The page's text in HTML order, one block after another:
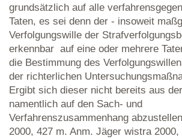
grundsätzlich auf alle
Taten, es sei denn der - insoweit
Verfolgungswille der
erkennbar auf eine oder mehrere
die Bestimmung des
der richterlichen
Ergibt sich dieser nicht bereits aus
namentlich auf den Sach- und
Verfahrenszusammenhang
2000, 427 m. Anm. Jäger wistra